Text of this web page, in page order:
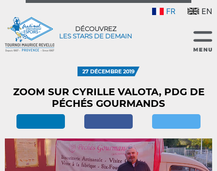
FR EN
DÉCOUVREZ
LES STARS DE DEMAIN
27 DÉCEMBRE 2019
ZOOM SUR CYRILLE VALOTA, PDG DE
PÉCHÉS GOURMANDS